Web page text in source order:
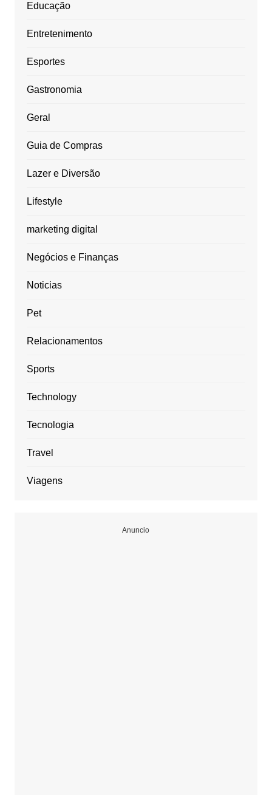
Educação
Entretenimento
Esportes
Gastronomia
Geral
Guia de Compras
Lazer e Diversão
Lifestyle
marketing digital
Negócios e Finanças
Noticias
Pet
Relacionamentos
Sports
Technology
Tecnologia
Travel
Viagens
Anuncio